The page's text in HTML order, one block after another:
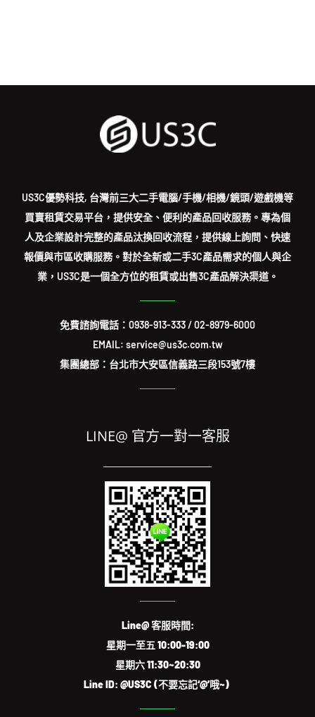
US3C優勢科技, 台灣前三大二手電腦/手機/相機/鏡頭/遊戲機等
買賣租賃交易平台，提供安全、便利的產品回收服務。專為個
人及企業設計完整的產品汰換回收流程，提供線上詢問、快速
報價與市區收購服務。對於全新或二手3C產品需求的個人與企
業，US3C是一個全方位的租賃或出售3C產品解決渠道。
免費諮詢電話： 0938-913-333/02-8979-6000
EMAIL: service@us3c.com.tw
集團總部：台北市大安區信義路三段153號7樓
LINE@ 官方一對一客服
Line@ 客服時間:
星期一至五 10:00-19:00
星期六 11:30~20:30
Line ID: @US3C (不要忘記‘@’哦~)